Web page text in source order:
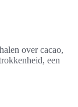
over cacao,
een